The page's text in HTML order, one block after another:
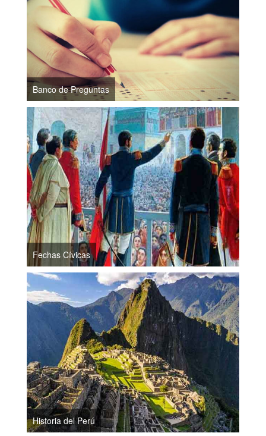
Banco de Preguntas
Fechas Cívicas
Historia del Perú